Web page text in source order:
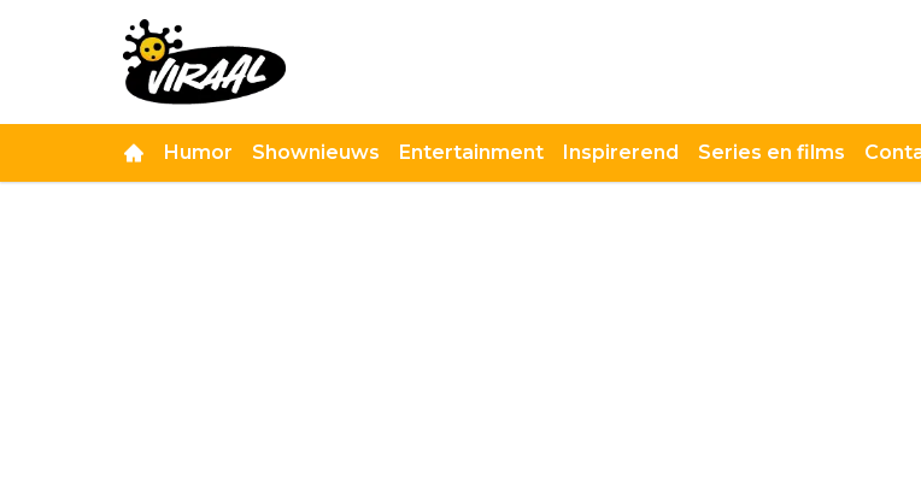
Humor Shownieuws Entertainment Inspirerend Series en films